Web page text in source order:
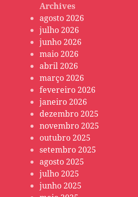
Archives
agosto 2026
julho 2026
junho 2026
maio 2026
abril 2026
março 2026
fevereiro 2026
janeiro 2026
dezembro 2025
novembro 2025
outubro 2025
setembro 2025
agosto 2025
julho 2025
junho 2025